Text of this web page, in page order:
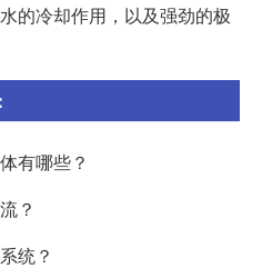
的冷却作用，以及强劲的极
有哪些？
？
统？